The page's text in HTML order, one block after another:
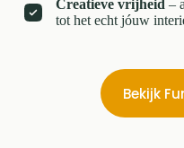
Creatieve vrijheid –
tot het echt jóuw
Bekijk